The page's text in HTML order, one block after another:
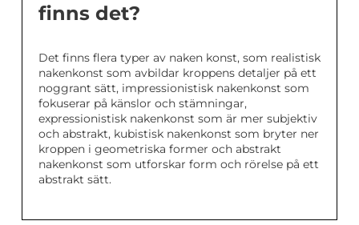
finns det?
Det finns flera typer av naken konst, som realistisk
nakenkonst som avbildar kroppens detaljer på ett
noggrant sätt, impressionistisk nakenkonst som
fokuserar på känslor och stämningar,
expressionistisk nakenkonst som är mer subjektiv
och abstrakt, kubistisk nakenkonst som bryter ner
kroppen i geometriska former och abstrakt
nakenkonst som utforskar form och rörelse på ett
abstrakt sätt.